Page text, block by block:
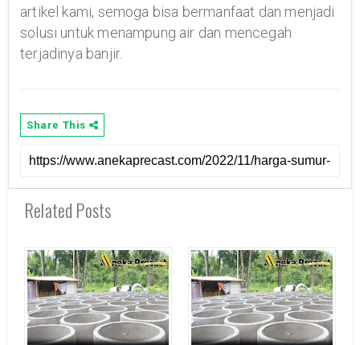
artikel kami, semoga bisa bermanfaat dan menjadi
solusi untuk menampung air dan mencegah
terjadinya banjir.
Share This
Related Posts